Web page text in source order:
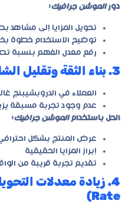
دورالموشن جرافيك:
تحويل المزايا إلى مشاهد
توضيح الاستخدام خطوة
رفع معدل الفهم بنسبة
3. بناء الثقة وتقليل الشك
العملاء في الدروبشيبنج
عدم وجود تجربة مسبقة
الحل باستخدامالموشن جرافيك:
عرض المنتج بشكل
إبراز المزايا الحقيقية
تقديم تجربة قريبة من
Rate)